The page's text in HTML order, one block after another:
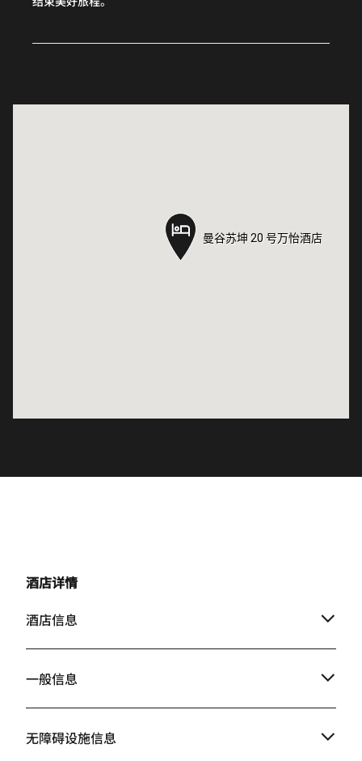
曼谷苏坤 20 号万怡酒店
曼谷苏坤 20 号万怡酒店
酒店详情
酒店信息
一般信息
无障碍设施信息